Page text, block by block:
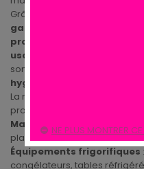
Grâce à plusieurs décennies
gamme complète de
professionnelle
usage intensif en cuisine
sont pensés pour offrir
hygiène et conformité aux
La marque couvre
professionnelle moderne :
Matériel de cuisson
plaques à induction,
Équipements frigorifiques
congélateurs, tables
NE PLUS MONTRER